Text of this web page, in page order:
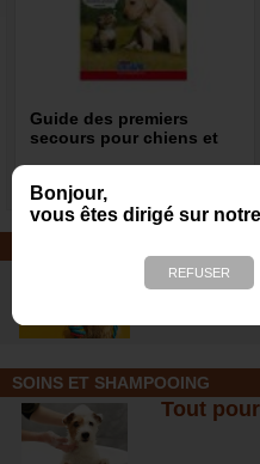
Bonjour,
vous êtes dirigé sur
Guide des premiers
secours pour chiens et
De
SOINS ET SHAMPOOING
Tout